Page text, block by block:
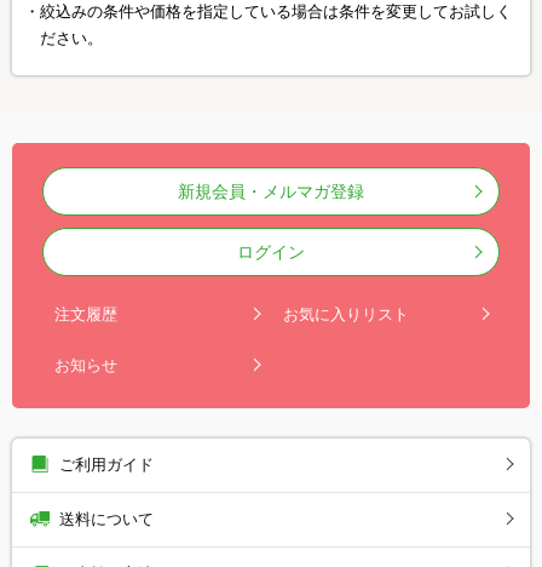
絞込みの条件や価格を指定している場合は条件を変更してお試しく
ださい。
新規会員・メルマガ登録
ログイン
注文履歴 お気に入りリスト
お知らせ
ご利用ガイド
送料について